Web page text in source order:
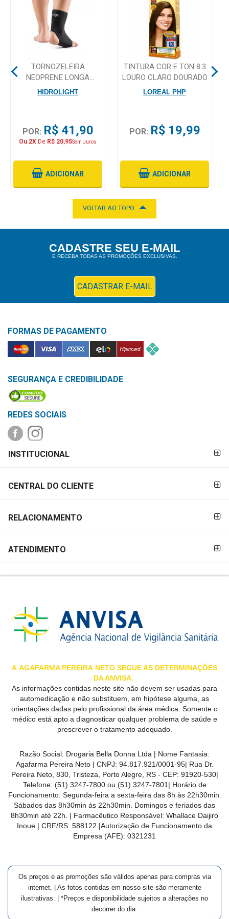
Mamãe
Medicamentos
Cuidado
Dermocosméticos
e
Monitores
Socorros
Casa
e
OFERTAS
OFERTAS
CENTRAL
LOJAS
MAIS
PRÓXIMA
DO
CLIENTE
TORNOZELEIRA
NEOPRENE LONGA
HIDROLIGHT TAMANHO G
HIDROLIGHT
POR: R$ 41,90
Ou 2X De R$ 20,95Sem Juros
ADICIONAR
TINTURA COR E TON 8.3
LOURO CLARO DOURADO
LOREAL PHP
POR: R$ 19,99
ADICIONAR
VOLTAR AO TOPO
CADASTRE SEU E-MAIL
E RECEBA TODAS AS PROMOÇÕES EXCLUSIVAS.
CADASTRAR E-MAIL
FORMAS DE PAGAMENTO
SEGURANÇA E CREDIBILIDADE
REDES SOCIAIS
PAGAMENTO
INSTITUCIONAL
CENTRAL DO CLIENTE
RELACIONAMENTO
ATENDIMENTO
A AGAFARMA PEREIRA NETO SEGUE AS DETERMINAÇÕES
DA ANVISA.
As informações contidas neste site não devem ser usadas para
automedicação e não substituem, em hipótese alguma, as
orientações dadas pelo profissional da área médica. Somente o
médico está apto a diagnosticar qualquer problema de saúde e
prescrever o tratamento adequado.
Razão Social: Drogaria Bella Donna Ltda | Nome Fantasia:
Agafarma Pereira Neto | CNPJ: 94.817.921/0001-95| Rua Dr.
Pereira Neto, 830, Tristeza, Porto Alegre, RS - CEP: 91920-530|
Telefone: (51) 3247-7800 ou (51) 3247-7801 | Horário de
Funcionamento: Segunda-feira a sexta-feira das 8h às 22h30min.
Sábados das 8h30min às 22h30min. Domingos e feriados das
8h30min até 22h. | Farmacêutico Responsável: Whallace Daijiro
Inoue | CRF/RS: 588122 |Autorização de Funcionamento da
Empresa (AFE): 0321231
Os preços e as promoções são válidos apenas para compras via
internet. | As fotos contidas em nosso site são meramente
ilustrativas. | *Preços e disponibilidade sujeitos a alterações no
decorrer do dia.